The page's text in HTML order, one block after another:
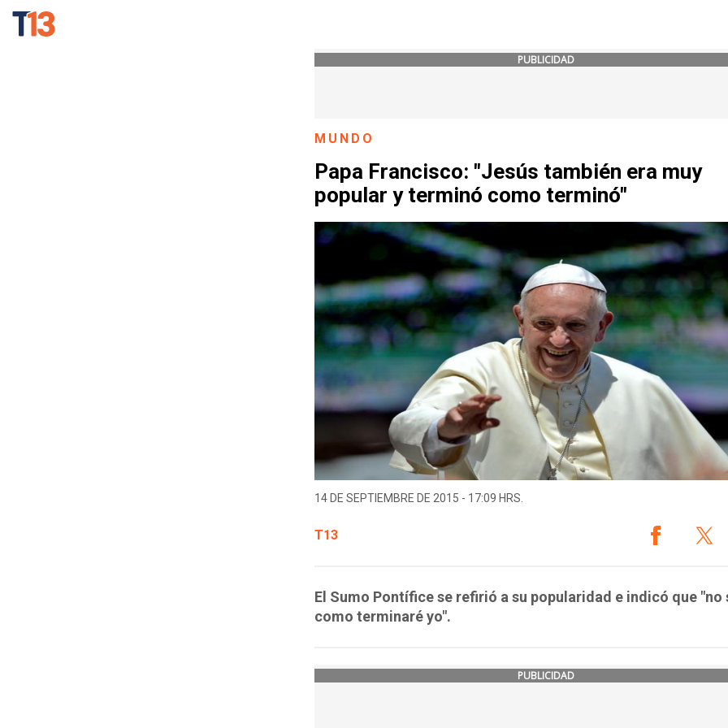
PUBLICIDAD
MUNDO
Papa Francisco: "Jesús también era muy
popular y terminó como terminó"
14 DE SEPTIEMBRE DE 2015 - 17:09 HRS.
T13
El Sumo Pontífice se refirió a su popularidad e indicó que "no
como terminaré yo".
PUBLICIDAD